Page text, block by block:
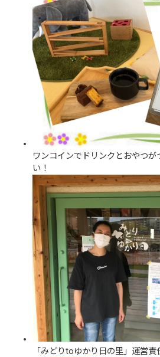
ワンコインでドリンクとおやつ
い！
「みどりtoゆかり日の里」運営